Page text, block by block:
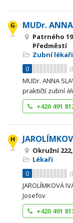
MUDr.
Patrného
Předměstí
Zubní
0
(
MUDr. ANNA
praktičtí zubní
+420 491
Okružní
Lékaři
0
(
JAROLÍMKOVÁ
Josefov
+420 491